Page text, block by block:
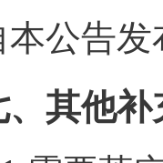
本公告发
、其他补